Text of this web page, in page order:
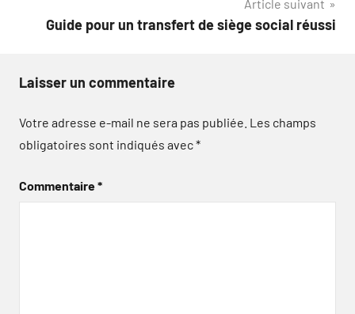
Article suivant
Guide pour un transfert de siège social réussi
Laisser un commentaire
Votre adresse e-mail ne sera pas publiée. Les champs
obligatoires sont indiqués avec*
Commentaire*